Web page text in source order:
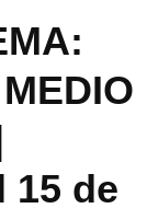
15 de